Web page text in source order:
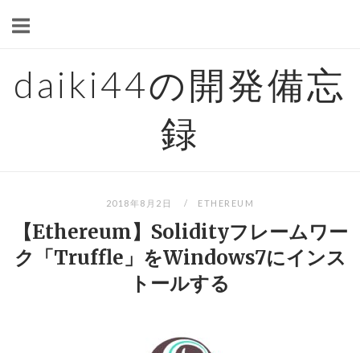
daiki44の開発備忘
録
2018年8月2日 ETHEREUM
【Ethereum】Solidityフレームワー
ク「Truffle」をWindows7にインス
トールする